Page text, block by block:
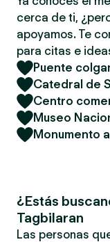
cerca de ti,
apoyamos. Te
para citas e
Puente
Catedral de
Centro
Museo
Monumento
¿Estás
Tagbilaran
Las personas